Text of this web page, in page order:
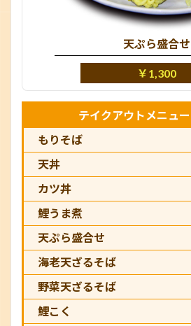
天ぷら盛合せ
￥1,300
テイクアウトメニュー
もりそば
天丼
カツ丼
鯉うま煮
天ぷら盛合せ
海老天ざるそば
野菜天ざるそば
鯉こく